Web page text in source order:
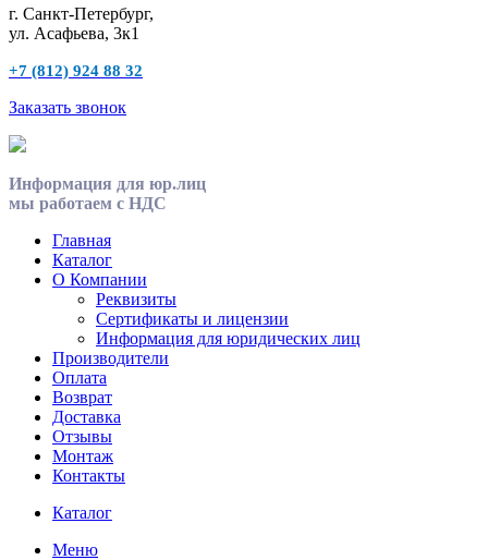
г. Санкт-Петербург,
ул. Асафьева, 3к1
+7 (812) 924 88 32
Заказать звонок
Информация для юр.лиц
мы работаем с НДС
Главная
Каталог
О Компании
Реквизиты
Сертификаты и лицензии
Информация для юридических лиц
Производители
Оплата
Возврат
Доставка
Отзывы
Монтаж
Контакты
Каталог
Меню